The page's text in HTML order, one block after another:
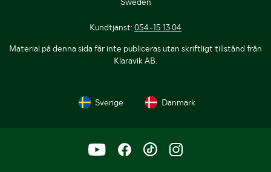
Kundtjänst: 054-15 13 04
Material på denna sida får inte publiceras utan skriftligt tillstånd från
Klaravik AB.
Sverige Danmark